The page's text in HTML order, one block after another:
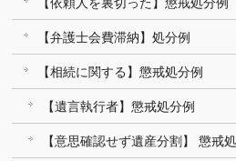
【弁護士会費滞納】処分例
【相続に関する】懲戒処分例
【遺言執行者】懲戒処分例
【意思確認せず遺産分割】 懲戒